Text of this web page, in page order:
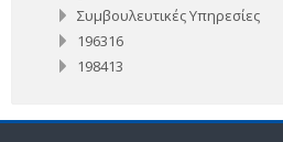
Συμβουλευτικές Υπηρεσίες
196316
198413